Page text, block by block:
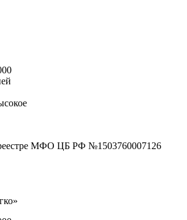
МФО ЦБ РФ №1503760007126